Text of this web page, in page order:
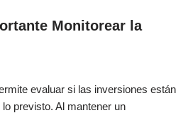
Monitorear la
evaluar si las inversiones están
previsto. Al mantener un